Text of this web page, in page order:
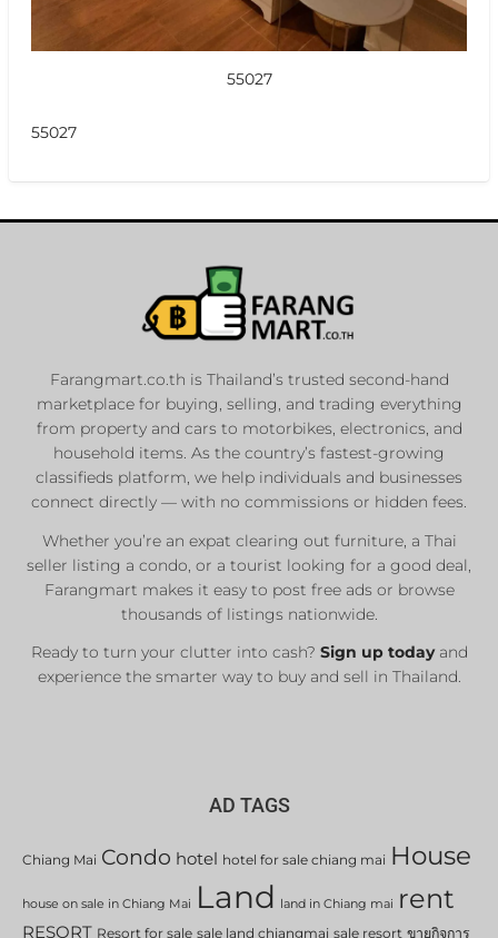
55027
55027
Farangmart.co.th is Thailand’s trusted second-hand
marketplace for buying, selling, and trading everything
from property and cars to motorbikes, electronics, and
household items. As the country’s fastest-growing
classifieds platform, we help individuals and businesses
connect directly — with no commissions or hidden fees.
Whether you’re an expat clearing out furniture, a Thai
seller listing a condo, or a tourist looking for a good deal,
Farangmart makes it easy to post free ads or browse
thousands of listings nationwide.
Ready to turn your clutter into cash? Sign up todayand
experience the smarter way to buy and sell in Thailand.
AD TAGS
Chiang Mai Condo hotel hotel for sale chiang mai House
house on sale in Chiang Mai Land land in Chiang mai rent
RESORT Resort for sale sale land chiangmai sale resort ขายกิจการ